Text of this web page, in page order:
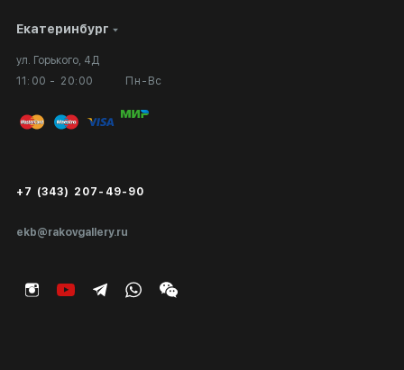
Екатеринбург
ул. Горького, 4Д
11:00 - 20:00
Пн-Вс
ekb@rakovgallery.ru
+7 (343) 207-49-90
Личный кабинет
Вопросы и ответы
Публичная оферта
Экспертиза/Вывоз за границу
Подарочные сертификаты
Сотрудничество
Выставка в галерее